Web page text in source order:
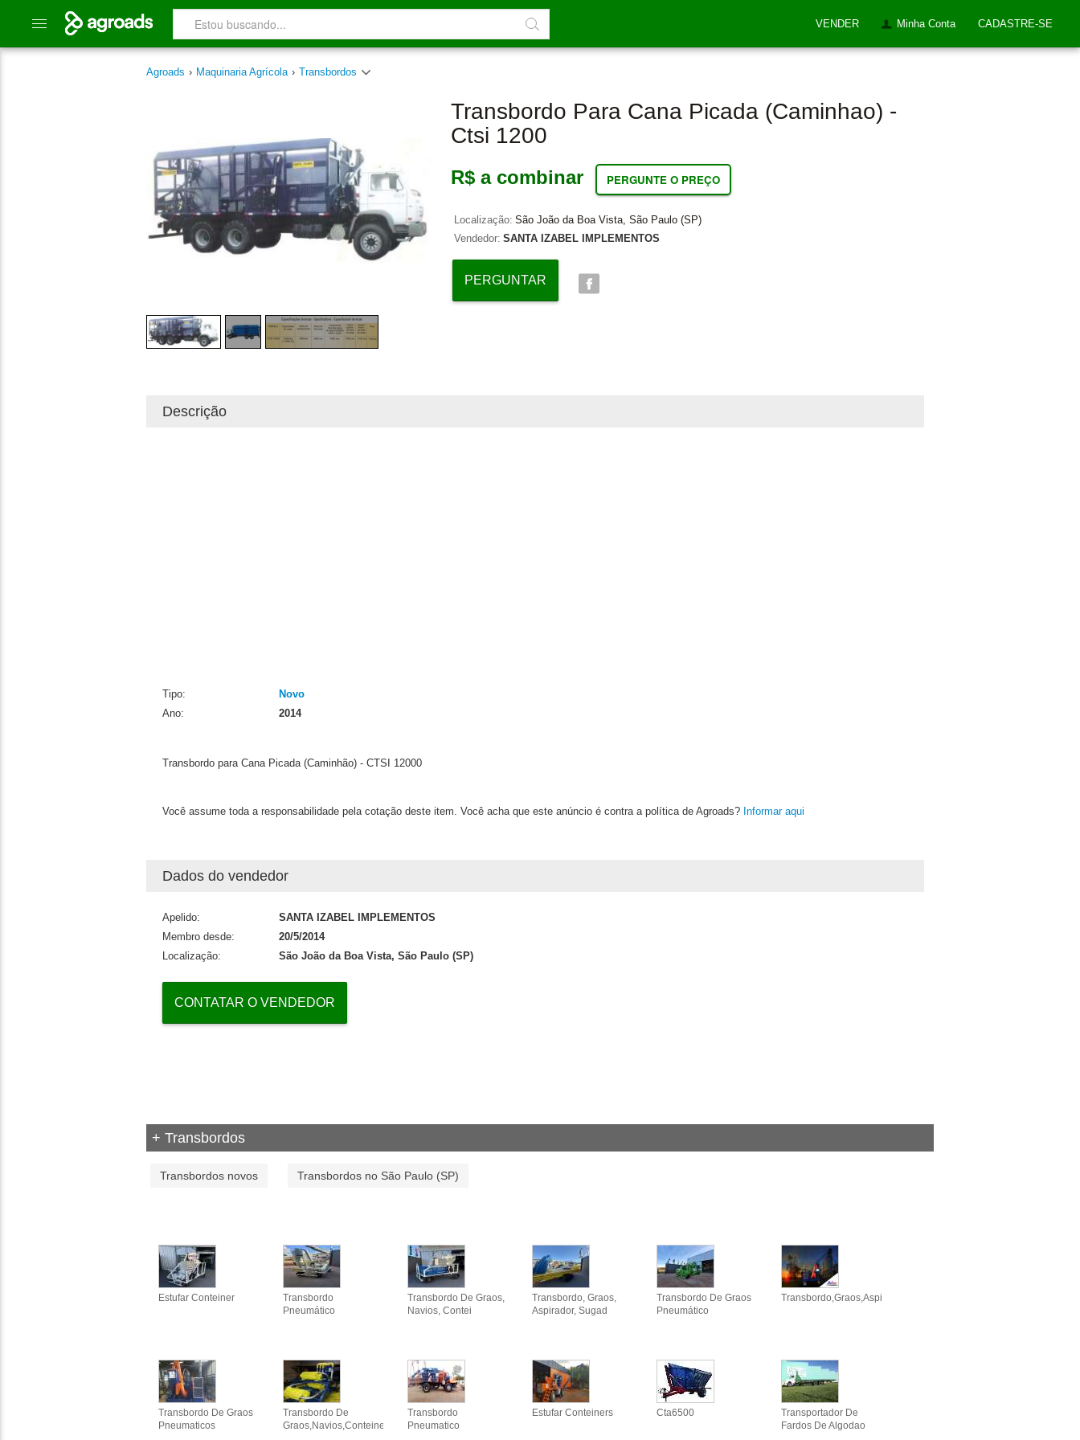
VENDER Minha Conta CADASTRE-SE
Agroads › Maquinaria Agrícola › Transbordos
Transbordo Para Cana Picada (caminhao) -
Ctsi 1200
R$ a combinar PERGUNTE O PREÇO
Localização: São João da Boa Vista, São Paulo (SP)
Vendedor: SANTA IZABEL IMPLEMENTOS
PERGUNTAR
Descrição
Tipo:
Novo
Ano:
2014
Transbordo para Cana Picada (Caminhão) - CTSI 12000
Você assume toda a responsabilidade pela cotação deste item. Você acha que este anúncio é contra a política de Agroads? Informar aqui
Dados do vendedor
Apelido:
SANTA IZABEL IMPLEMENTOS
Membro desde:
20/5/2014
Localização:
São João da Boa Vista, São Paulo (SP)
CONTATAR O VENDEDOR
+ Transbordos
Transbordos novos Transbordos no São Paulo (SP)
Estufar Conteiner
Transbordo
Pneumático
Transbordo De Graos,
Navios, Contei
Transbordo, Graos,
Aspirador, Sugad
Transbordo De Graos
Pneumático
Transbordo,graos,aspirador,sugador
Transbordo De Graos
Pneumaticos
Transbordo De
Graos,navios,conteine
Transbordo
Pneumatico
Estufar Conteiners Cta6500
Transportador De
Fardos De Algodao